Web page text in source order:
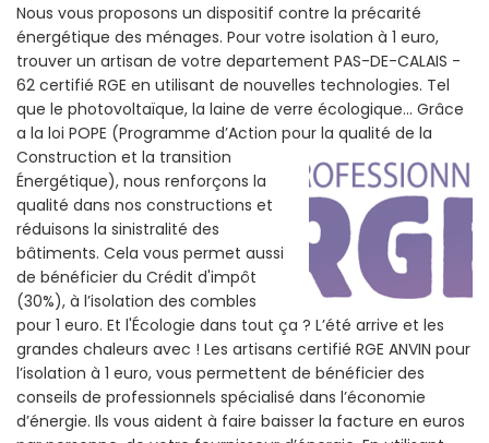
Nous vous proposons un dispositif contre la précarité
énergétique des ménages. Pour votre isolation à 1 euro,
trouver un artisan de votre departement PAS-DE-CALAIS -
62 certifié RGE en utilisant de nouvelles technologies. Tel
que le photovoltaïque, la laine de verre écologique... Grâce
a la loi POPE (Programme d’Action pour la qualité de la
Construction et la transition
Énergétique), nous renforçons la
qualité dans nos constructions et
réduisons la sinistralité des
bâtiments. Cela vous permet aussi
de bénéficier du Crédit d'impôt
(30%), à l’isolation des combles
pour 1 euro. Et l'Écologie dans tout ça ? L’été arrive et les
grandes chaleurs avec ! Les artisans certifié RGE ANVIN pour
l’isolation à 1 euro, vous permettent de bénéficier des
conseils de professionnels spécialisé dans l’économie
d’énergie. Ils vous aident à faire baisser la facture en euros